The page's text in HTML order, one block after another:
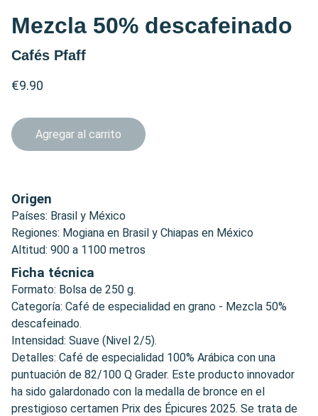
Mezcla 50% descafeinado
Cafés Pfaff
€9.90
Agregar al carrito
Origen
Países: Brasil y México
Regiones: Mogiana en Brasil y Chiapas en México
Altitud: 900 a 1100 metros
Ficha técnica
Formato: Bolsa de 250 g.
Categoría: Café de especialidad en grano - Mezcla 50%
descafeinado.
Intensidad: Suave (Nivel 2/5).
Detalles: Café de especialidad 100% Arábica con una
puntuación de 82/100 Q Grader. Este producto innovador
ha sido galardonado con la medalla de bronce en el
prestigioso certamen Prix des Épicures 2025. Se trata de